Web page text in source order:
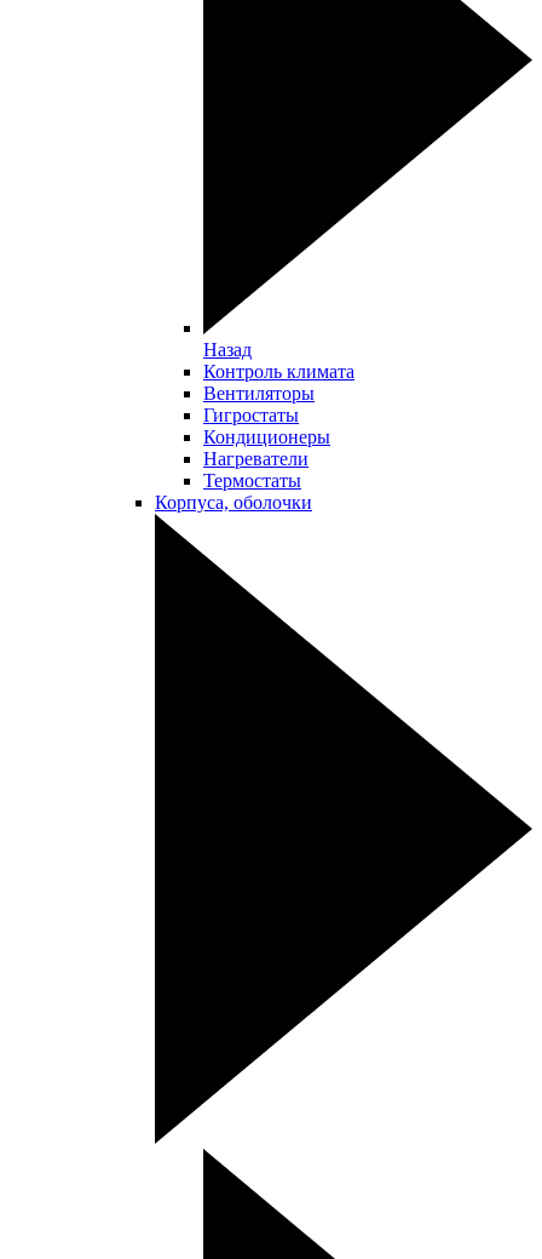
Назад
Контроль климата
Вентиляторы
Гигростаты
Кондиционеры
Нагреватели
Термостаты
Корпуса, оболочки